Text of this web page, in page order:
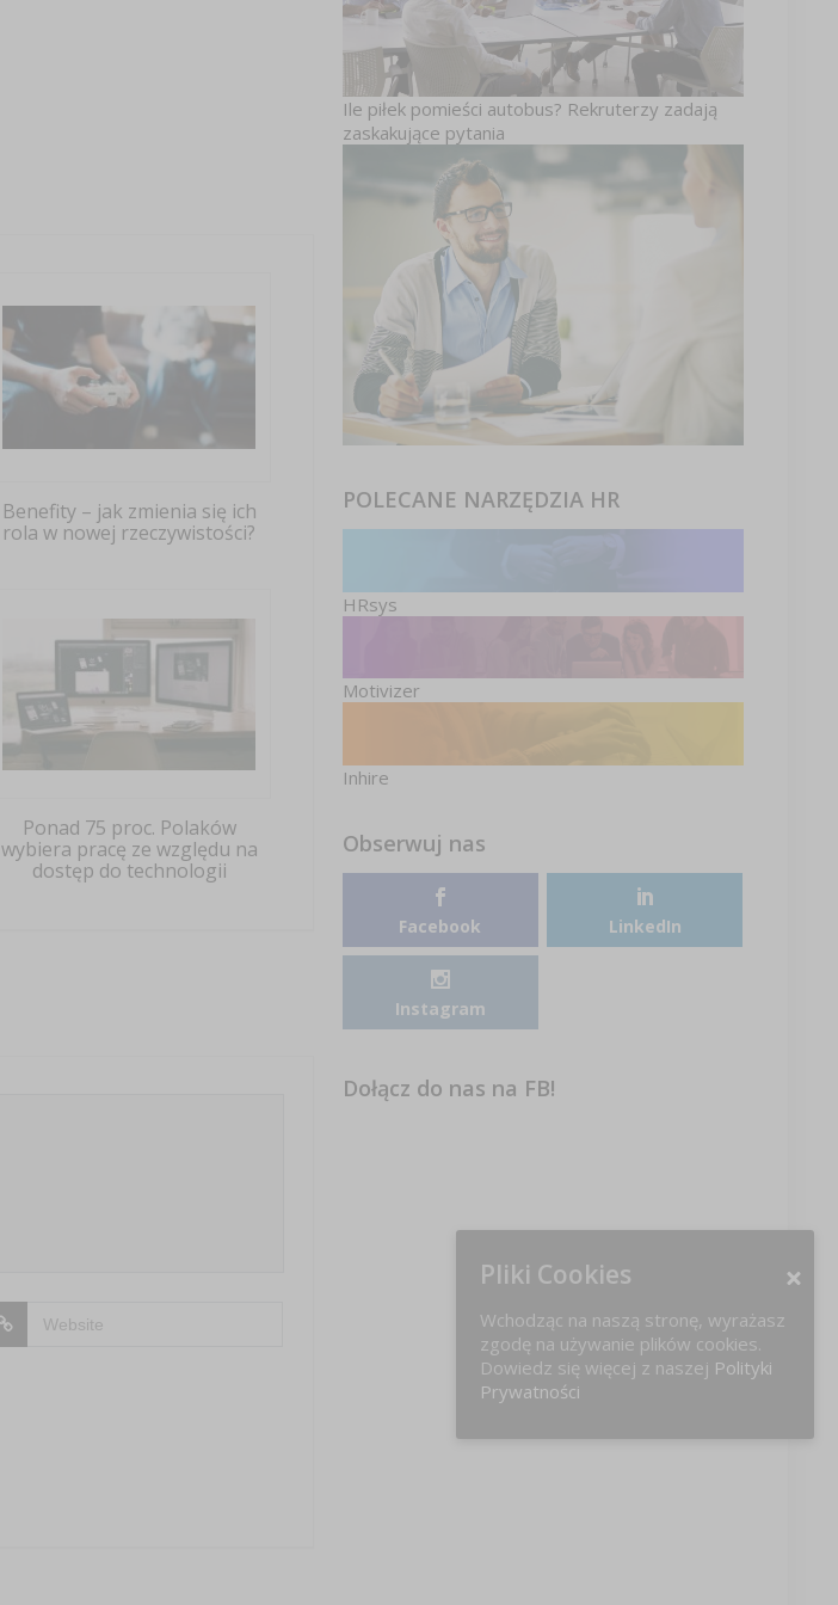
Benefity – jak zmienia się ich
rola w nowej rzeczywistości?
Ponad 75 proc. Polaków
wybiera pracę ze względu na
dostęp do technologii
Ile piłek pomieści autobus? Rekruterzy zadają
zaskakujące pytania
POLECANE NARZĘDZIA HR
HRsys
Motivizer
Inhire
Obserwuj nas
Facebook LinkedIn
Instagram
Dołącz do nas na FB!
Pliki Cookies
Wchodząc na naszą stronę, wyrażasz
zgodę na używanie plików cookies.
Dowiedz się więcej z naszej Polityki
Prywatności